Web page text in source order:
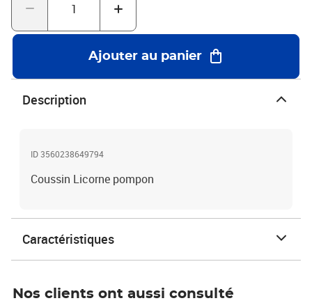
Ajouter au panier
Description
ID 3560238649794
Coussin Licorne pompon
Caractéristiques
Nos clients ont aussi consulté